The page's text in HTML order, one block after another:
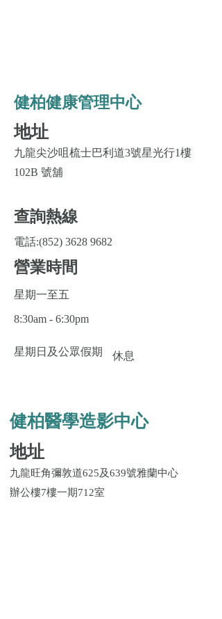
健柏健康管理中心
地址
九龍尖沙咀梳士巴利道3號星光行1樓
102B 號舖
查詢熱線
電話:(852) 3628 9682
營業時間
星期一至五
8:30am - 6:30pm
星期日及公眾假期 休息
健柏醫學造影中心
地址
九龍旺角彌敦道625及639號雅蘭中心
辦公樓7樓一期712室